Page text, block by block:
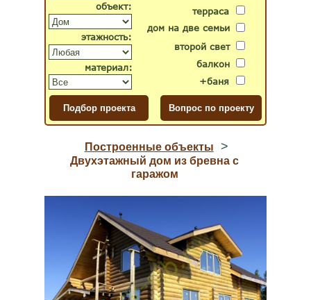
второй свет
дом на две семьи
терраса
балкон
+баня
объект:
материал:
этажность:
Построенные объекты >
Двухэтажный дом из бревна с
гаражом